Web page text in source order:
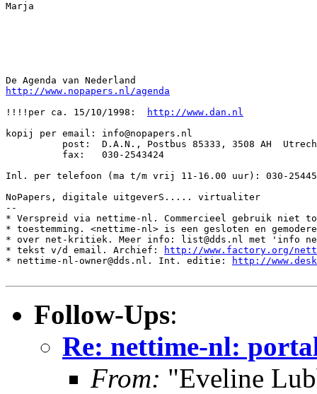
Marja
http://www.nopapers.nl/agenda
!!!!per ca. 15/10/1998:
http://www.dan.nl
kopij per email: info@nopapers.nl
post:  D.A.N., Postbus 85333, 3508 AH
          fax:   030-2543424
Inl. per telefoon (ma t/m vrij 11-16.00 uur): 030-
NoPapers, digitale uitgeverS..... virtualiter
--
* Verspreid via nettime-nl. Commercieel gebruik niet
* toestemming. <nettime-nl> is een gesloten en
* over net-kritiek. Meer info: list@dds.nl met 'info
* tekst v/d email. Archief:
http://www.factory.org/
* nettime-nl-owner@dds.nl. Int. editie:
http://
Follow-Ups:
Re: nettime-nl:
From: "Eveline